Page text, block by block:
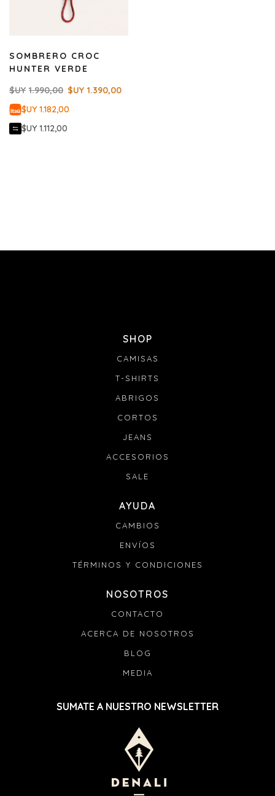
SOMBRERO CROC
HUNTER VERDE
$UY 1.990,00 $UY 1.390,00
$UY 1.182,00
$UY 1.112,00
SHOP
CAMISAS
T-SHIRTS
ABRIGOS
CORTOS
JEANS
ACCESORIOS
SALE
AYUDA
CAMBIOS
ENVÍOS
TÉRMINOS Y CONDICIONES
NOSOTROS
CONTACTO
ACERCA DE NOSOTROS
BLOG
MEDIA
SUMATE A NUESTRO NEWSLETTER